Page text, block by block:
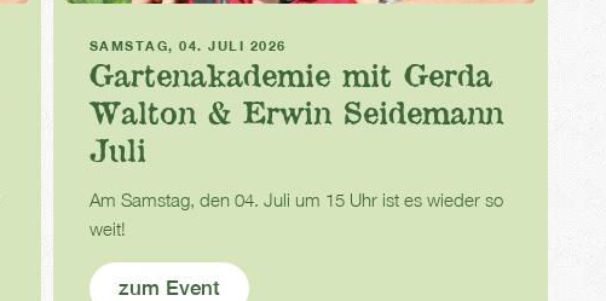
SAMSTAG, 04. JULI 2026
Gartenakademie mit Gerda
Walton & Erwin Seidemann
Juli
Am Samstag, den 04. Juli um 15 Uhr ist es wieder so
weit!
zum Event